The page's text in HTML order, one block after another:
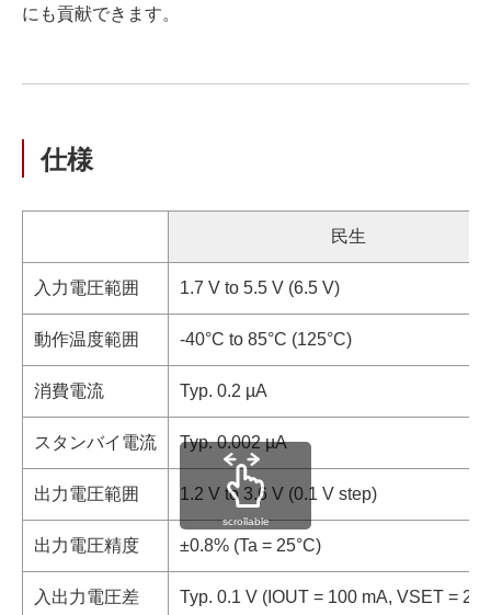
にも貢献できます。
仕様
民生
入力電圧範囲 1.7 V to 5.5 V (6.5 V)
動作温度範囲 -40°C to 85°C (125°C)
消費電流 Typ. 0.2 µA
スタンバイ電流 Typ. 0.002 µA
出力電圧範囲 1.2 V to 3.6 V (0.1 V step)
出力電圧精度 ±0.8% (Ta = 25°C)
入出力電圧差 Typ. 0.1 V (IOUT = 100 mA, VSET = 2.8
scrollable